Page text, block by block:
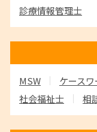
診療情報管理士
MSW ケースワ
社会福祉士
相